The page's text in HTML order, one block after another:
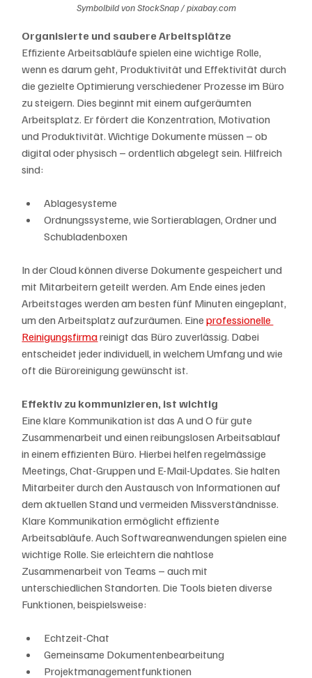
Symbolbild von StockSnap / pixabay.com
Organisierte und saubere Arbeitsplätze
Effiziente Arbeitsabläufe spielen eine wichtige Rolle,
wenn es darum geht, Produktivität und Effektivität durch
die gezielte Optimierung verschiedener Prozesse im Büro
zu steigern. Dies beginnt mit einem aufgeräumten
Arbeitsplatz. Er fördert die Konzentration, Motivation
und Produktivität. Wichtige Dokumente müssen – ob
digital oder physisch – ordentlich abgelegt sein. Hilfreich
sind:
Ablagesysteme
Ordnungssysteme, wie Sortierablagen, Ordner und
Schubladenboxen
In der Cloud können diverse Dokumente gespeichert und
mit Mitarbeitern geteilt werden. Am Ende eines jeden
Arbeitstages werden am besten fünf Minuten eingeplant,
um den Arbeitsplatz aufzuräumen. Eine professionelle
Reinigungsfirma reinigt das Büro zuverlässig. Dabei
entscheidet jeder individuell, in welchem Umfang und wie
oft die Büroreinigung gewünscht ist.
Effektiv zu kommunizieren, ist wichtig
Eine klare Kommunikation ist das A und O für gute
Zusammenarbeit und einen reibungslosen Arbeitsablauf
in einem effizienten Büro. Hierbei helfen regelmässige
Meetings, Chat-Gruppen und E-Mail-Updates. Sie halten
Mitarbeiter durch den Austausch von Informationen auf
dem aktuellen Stand und vermeiden Missverständnisse.
Klare Kommunikation ermöglicht effiziente
Arbeitsabläufe. Auch Softwareanwendungen spielen eine
wichtige Rolle. Sie erleichtern die nahtlose
Zusammenarbeit von Teams – auch mit
unterschiedlichen Standorten. Die Tools bieten diverse
Funktionen, beispielsweise:
Echtzeit-Chat
Gemeinsame Dokumentenbearbeitung
Projektmanagementfunktionen